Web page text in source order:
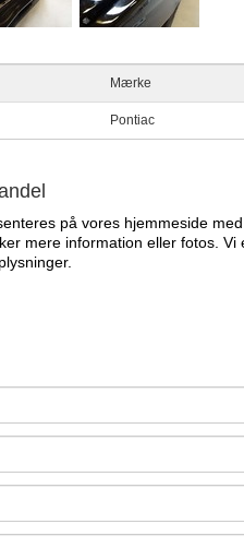
Mærke
Pontiac
på vores hjemmeside
mere information eller fotos.